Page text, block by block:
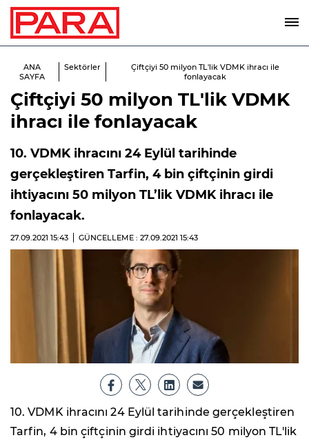
ANA
SAYFA
Sektörler
Çiftçiyi 50 milyon TL'lik VDMK ihracı ile
fonlayacak
Çiftçiyi 50 milyon TL'lik VDMK
ihracı ile fonlayacak
10. VDMK ihracını 24 Eylül tarihinde
gerçekleştiren Tarfin, 4 bin çiftçinin girdi
ihtiyacını 50 milyon TL’lik VDMK ihracı ile
fonlayacak.
27.09.2021 15:43 GÜNCELLEME : 27.09.2021 15:43
10. VDMK ihracını 24 Eylül tarihinde gerçekleştiren
Tarfin, 4 bin çiftçinin girdi ihtiyacını 50 milyon TL'lik